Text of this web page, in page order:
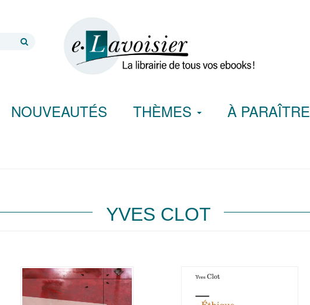
NOUVEAUTÉS THÈMES À PARAÎTRE
YVES CLOT